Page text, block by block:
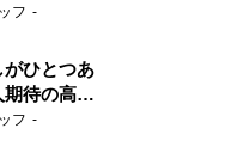
」
フ
がひとつあ
待の高卒
フ